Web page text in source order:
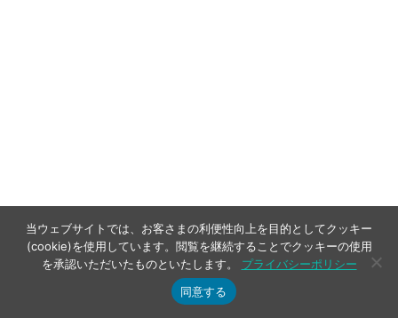
当ウェブサイトでは、お客さまの利便性向上を目的としてクッキー
(cookie)を使用しています。閲覧を継続することでクッキーの使用
を承認いただいたものといたします。 プライバシーポリシー
同意する